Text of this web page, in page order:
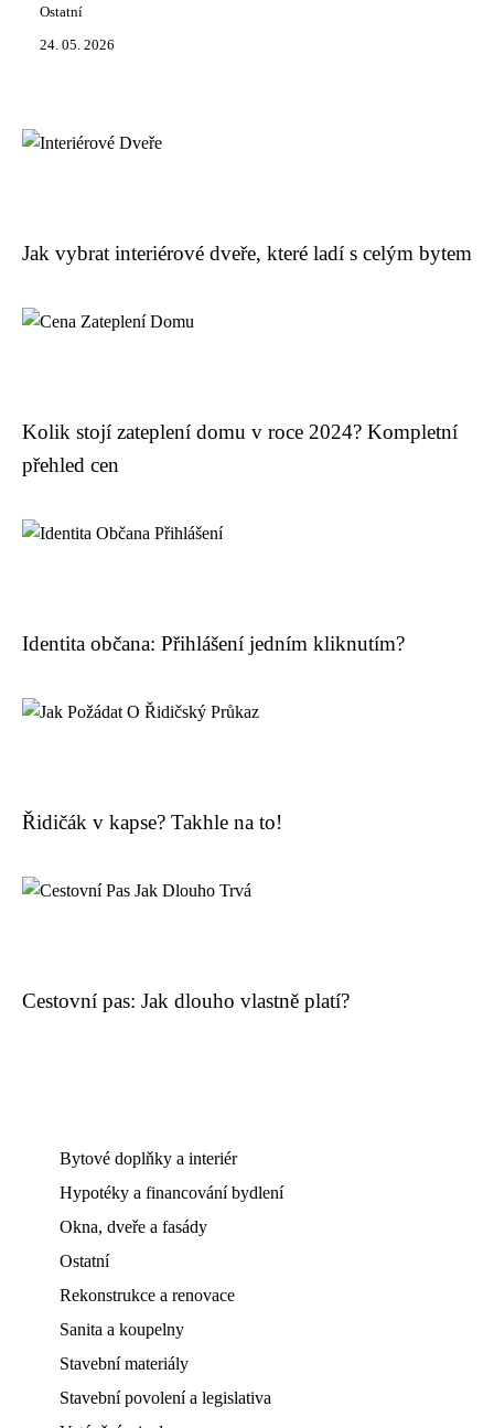
Ostatní
24. 05. 2026
Jak vybrat interiérové dveře, které ladí s celým bytem
Kolik stojí zateplení domu v roce 2024? Kompletní
přehled cen
Identita občana: Přihlášení jedním kliknutím?
Řidičák v kapse? Takhle na to!
Cestovní pas: Jak dlouho vlastně platí?
Bytové doplňky a interiér
Hypotéky a financování bydlení
Okna, dveře a fasády
Ostatní
Rekonstrukce a renovace
Sanita a koupelny
Stavební materiály
Stavební povolení a legislativa